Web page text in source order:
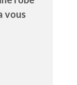
vous